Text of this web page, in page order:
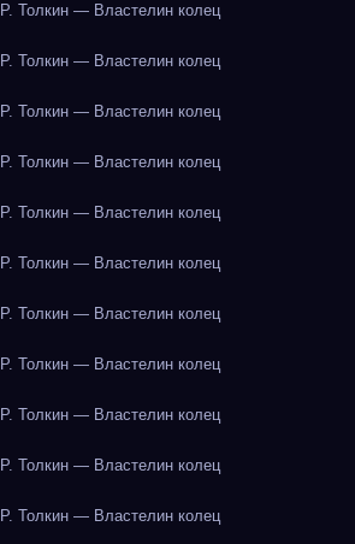
Толкин — Властелин колец
Толкин — Властелин колец
Толкин — Властелин колец
Толкин — Властелин колец
Толкин — Властелин колец
Толкин — Властелин колец
Толкин — Властелин колец
Толкин — Властелин колец
Толкин — Властелин колец
Толкин — Властелин колец
Толкин — Властелин колец